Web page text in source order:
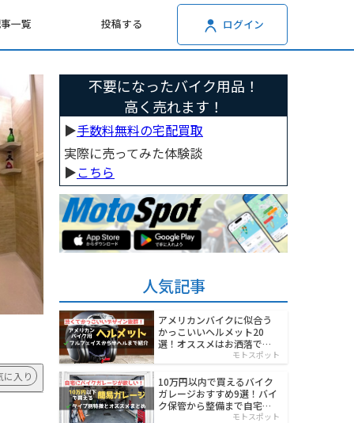
一覧 投稿する ログイン
に入り
不要になったバイク用品！
高く売れます！
▶︎手数料無料の宅配買取
実際に売ってみた体験談
▶︎こちら
人気記事
アメリカンバイクに似合う
かっこいいヘルメット20
選！オススメはお洒落でワ
モトスポット
10万円以内で買えるバイク
ガレージおすすめ9選！バイ
ク保管から整備まで自宅で
モトスポット